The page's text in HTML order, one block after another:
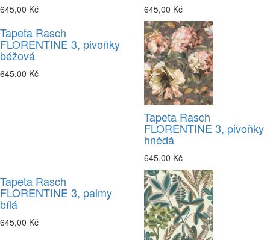
645,00 Kč 645,00 Kč
Tapeta Rasch
FLORENTINE 3, pivoňky
béžová
645,00 Kč
Tapeta Rasch
FLORENTINE 3, pivoňky
hnědá
645,00 Kč
Tapeta Rasch
FLORENTINE 3, palmy
bílá
645,00 Kč